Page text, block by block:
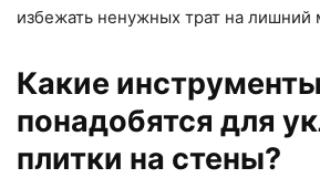
избежать ненужных трат на лишний
Какие инструменты
понадобятся для
плитки на стены?